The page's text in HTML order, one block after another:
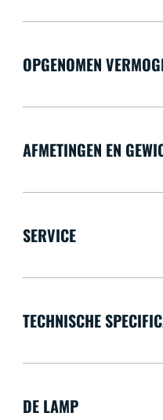
OPGENOMEN
AFMETINGEN EN
SERVICE
TECHNISCHE
DE LAMP